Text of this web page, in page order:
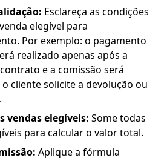
Esclareça as condições
elegível para
Por exemplo: o pagamento
realizado apenas após a
e a comissão será
cliente solicite a devolução ou
vendas elegíveis: Some todas
para calcular o valor total.
Aplique a fórmula